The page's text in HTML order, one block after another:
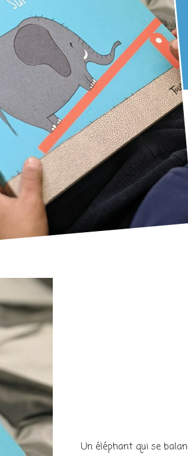
Un éléphant qui se